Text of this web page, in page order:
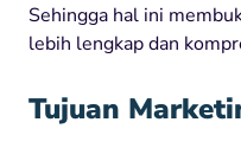
Sehingga hal ini
lebih lengkap dan
Tujuan